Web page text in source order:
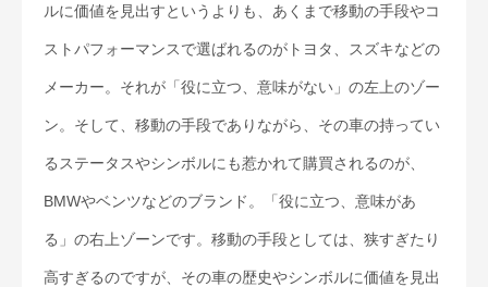
ルに価値を見出すというよりも、あくまで移動の手段やコ
ストパフォーマンスで選ばれるのがトヨタ、スズキなどの
メーカー。それが「役に立つ、意味がない」の左上のゾー
ン。そして、移動の手段でありながら、その車の持ってい
るステータスやシンボルにも惹かれて購買されるのが、
BMWやベンツなどのブランド。「役に立つ、意味があ
る」の右上ゾーンです。移動の手段としては、狭すぎたり
高すぎるのですが、その車の歴史やシンボルに価値を見出